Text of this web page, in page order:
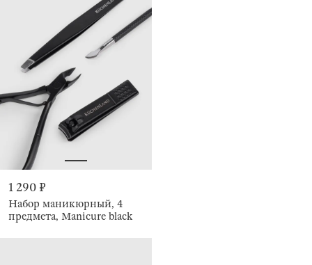
1 290 ₽
Набор маникюрный, 4
предмета, Manicure black